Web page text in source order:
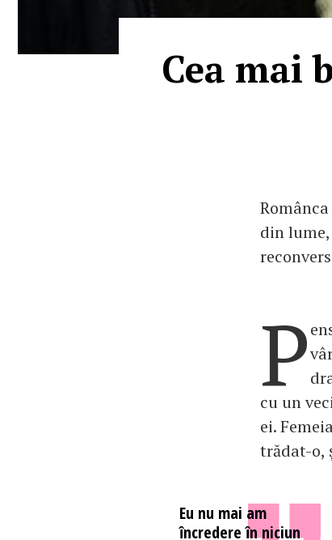
Cea mai
din
P
cu un
ei.
trădat-o,
Eu nu mai am
încredere în niciun